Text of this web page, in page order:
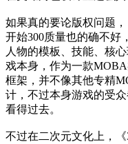
如果真的要论版权问题
开始300质量也的确不好
人物的模板、技能、核
戏本身，作为一款
框架，并不像其他专精
计，不过本身游戏的受
看得过去。
不过在二次元文化上，